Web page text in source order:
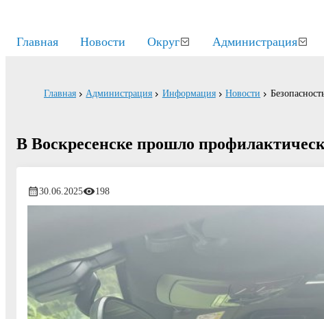
Главная Новости Округ Администрация
Главная Администрация Информация Новости
В Воскресенске прошло
30.06.2025 198